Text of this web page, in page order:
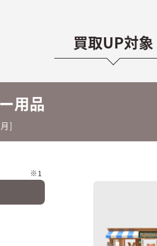
買取UP対象
用品
]
※1